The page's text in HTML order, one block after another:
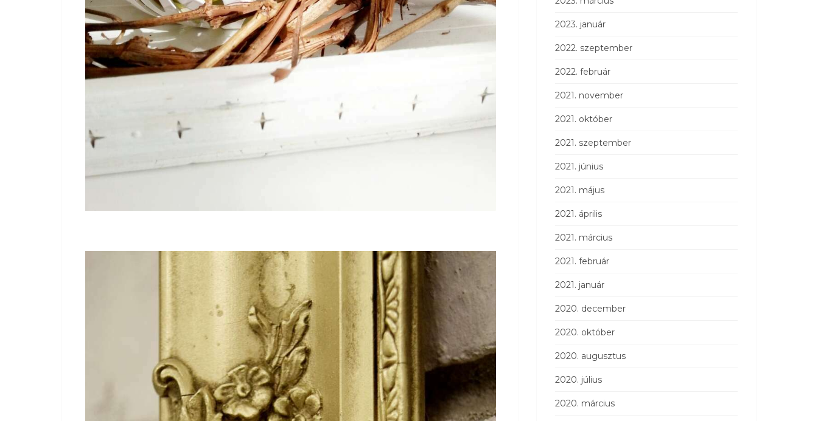
2023. január
2022. szeptember
2022. február
2021. november
2021. október
2021. szeptember
2021. június
2021. május
2021. április
2021. március
2021. február
2021. január
2020. december
2020. október
2020. augusztus
2020. július
2020. március